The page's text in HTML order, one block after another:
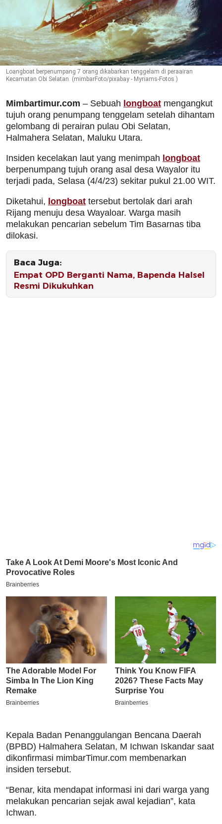
Loangboat berpenumpang 7 orang dikabarkan tenggelam di peraairan
Kecamatan Obi Selatan. (mimbarFoto/pixabay - Myriams-Fotos )
Mimbartimur.com – Sebuah longboat mengangkut
tujuh orang penumpang tenggelam setelah dihantam
gelombang di perairan pulau Obi Selatan,
Halmahera Selatan, Maluku Utara.
Insiden kecelakan laut yang menimpah longboat
berpenumpang tujuh orang asal desa Wayalor itu
terjadi pada, Selasa (4/4/23) sekitar pukul 21.00 WIT.
Diketahui, longboat tersebut bertolak dari arah
Rijang menuju desa Wayaloar. Warga masih
melakukan pencarian sebelum Tim Basarnas tiba
dilokasi.
Baca Juga:
Empat OPD Berganti Nama, Bapenda Halsel
Resmi Dikukuhkan
Kepala Badan Penanggulangan Bencana Daerah
(BPBD) Halmahera Selatan, M Ichwan Iskandar saat
dikonfirmasi mimbarTimur.com membenarkan
insiden tersebut.
“Benar, kita mendapat informasi ini dari warga yang
melakukan pencarian sejak awal kejadian”, kata
Ichwan.